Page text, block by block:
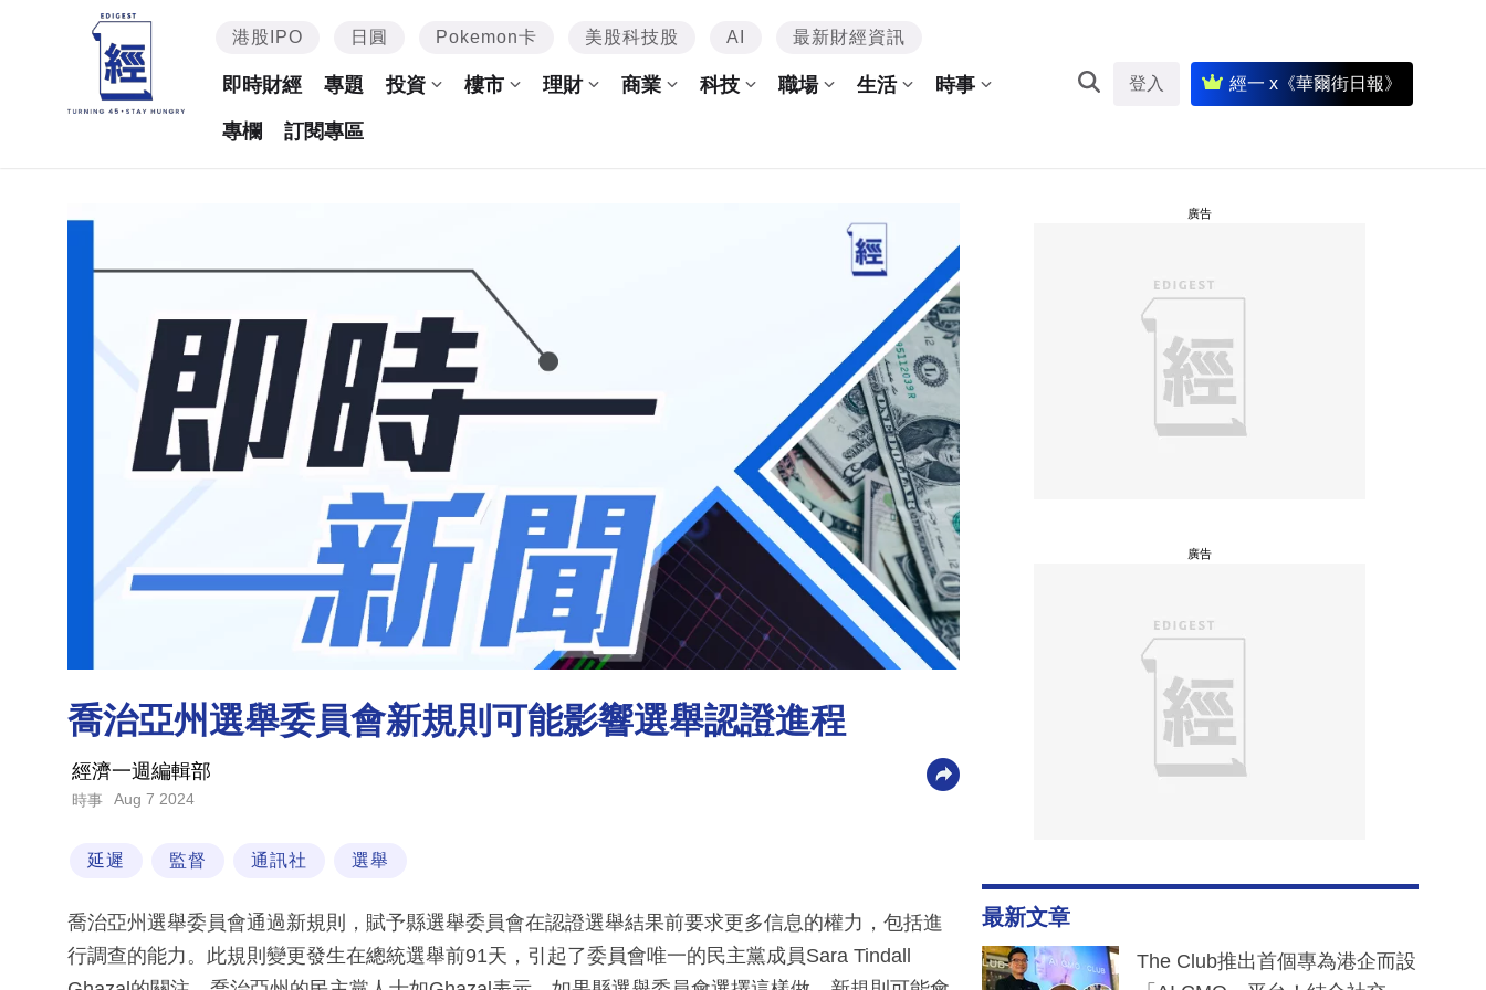
港股IPO 日圓 Pokemon卡 美股科技股 AI 最新財經資訊
即時財經 專題 投資 樓市 理財 商業 科技 職場 生活 時事
專欄 訂閱專區
登入 經一 x《華爾街日報》
喬治亞州選舉委員會新規則可能影響選舉認證進程
經濟一週編輯部
時事 Aug 7 2024
延遲 監督 通訊社 選舉
喬治亞州選舉委員會通過新規則，賦予縣選舉委員會在認證選舉結果前要求更多信息的權力，包括進
行調查的能力。此規則變更發生在總統選舉前91天，引起了委員會唯一的民主黨成員Sara Tindall
廣告
廣告
最新文章
The Club推出首個專為港企而設